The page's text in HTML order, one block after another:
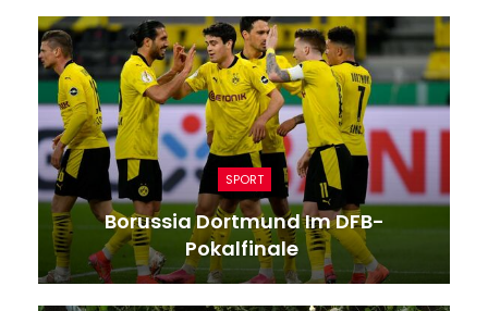
SPORT
Borussia Dortmund Im DFB-
Pokalfinale